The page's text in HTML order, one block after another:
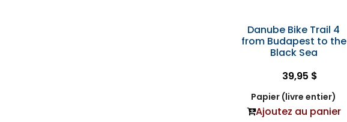
Danube Bike Trail 4
from Budapest to the
Black Sea
39,95 $
Papier (livre entier)
Ajoutez au panier